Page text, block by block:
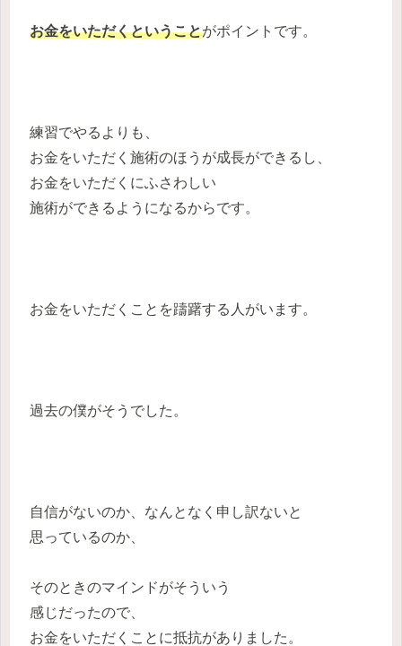
お金をいただくということがポイントです。
練習でやるよりも、
お金をいただく施術のほうが成長ができるし、
お金をいただくにふさわしい
施術ができるようになるからです。
お金をいただくことを躊躇する人がいます。
過去の僕がそうでした。
自信がないのか、なんとなく申し訳ないと
思っているのか、
そのときのマインドがそういう
感じだったので、
お金をいただくことに抵抗がありました。